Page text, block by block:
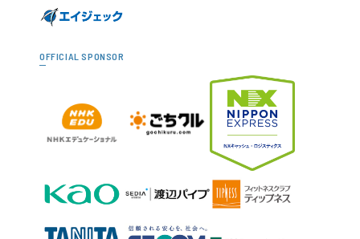
OFFICIAL SPONSOR